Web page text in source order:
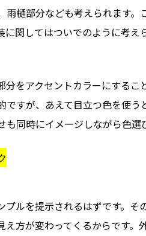
樋部分なども考えられます
関してはついでのように考
をアクセントカラーにする
すが、あえて目立つ色を使
同時にイメージしながら色選
ルを提示されるはずです。
方が変わってくるからです